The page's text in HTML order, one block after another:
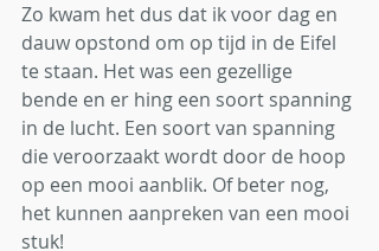
Zo kwam het dus dat ik voor dag en
dauw opstond om op tijd in de Eifel
te staan. Het was een gezellige
bende en er hing een soort spanning
in de lucht. Een soort van spanning
die veroorzaakt wordt door de hoop
op een mooi aanblik. Of beter nog,
het kunnen aanpreken van een mooi
stuk!